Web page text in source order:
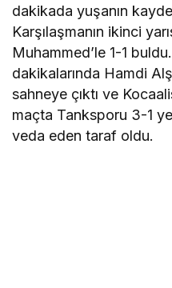
dakikada yuşanın
Karşılaşmanın ikinci
Muhammed’le 1-1
dakikalarında Hamdi
sahneye çıktı ve
maçta Tanksporu 3-1
veda eden taraf oldu.